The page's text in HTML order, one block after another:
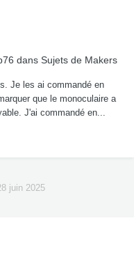
dans Sujets de Makers
Je les ai commandé en
que le monoculaire a
J'ai commandé en...
juin 2025